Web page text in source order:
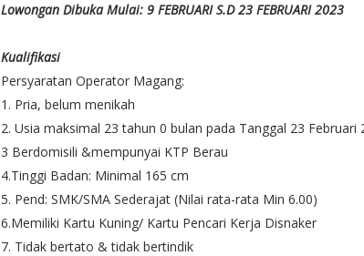
Lowongan Dibuka Mulai: 9 FEBRUARI S.D 23 FEBRUARI 2023
Kualifikasi
Persyaratan Operator Magang:
1. Pria, belum menikah
2. Usia maksimal 23 tahun 0 bulan pada Tanggal 23 Februari
3 Berdomisili &mempunyai KTP Berau
4.Tinggi Badan: Minimal 165 cm
5. Pend: SMK/SMA Sederajat (Nilai rata-rata Min 6.00)
6.Memiliki Kartu Kuning/ Kartu Pencari Kerja Disnaker
7. Tidak bertato & tidak bertindik